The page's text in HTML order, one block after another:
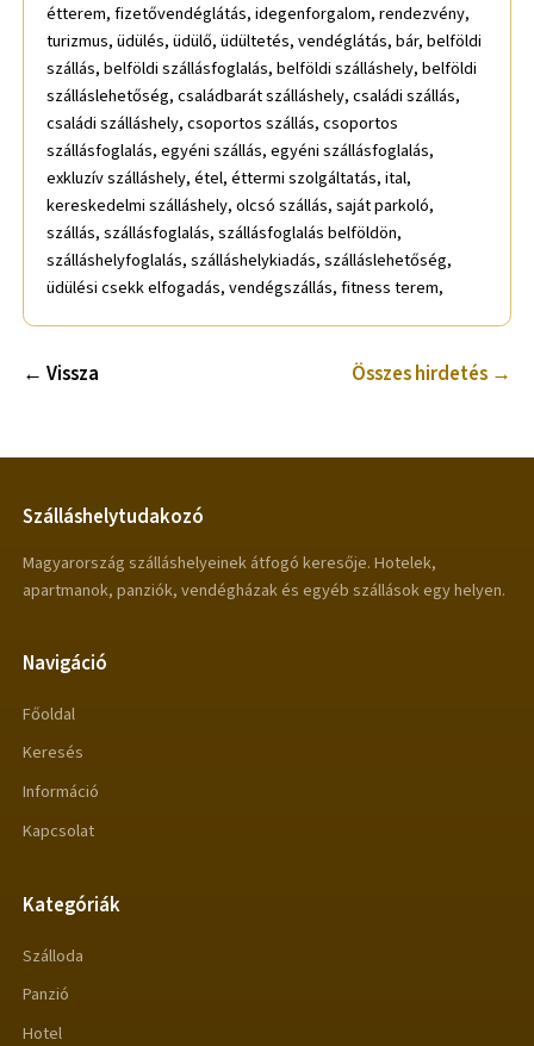
étterem, fizetővendéglátás, idegenforgalom, rendezvény,
turizmus, üdülés, üdülő, üdültetés, vendéglátás, bár, belföldi
szállás, belföldi szállásfoglalás, belföldi szálláshely, belföldi
szálláslehetőség, családbarát szálláshely, családi szállás,
családi szálláshely, csoportos szállás, csoportos
szállásfoglalás, egyéni szállás, egyéni szállásfoglalás,
exkluzív szálláshely, étel, éttermi szolgáltatás, ital,
kereskedelmi szálláshely, olcsó szállás, saját parkoló,
szállás, szállásfoglalás, szállásfoglalás belföldön,
szálláshelyfoglalás, szálláshelykiadás, szálláslehetőség,
üdülési csekk elfogadás, vendégszállás, fitness terem,
← Vissza Összes hirdetés →
Szálláshelytudakozó
Magyarország szálláshelyeinek átfogó keresője. Hotelek,
apartmanok, panziók, vendégházak és egyéb szállások egy helyen.
Navigáció
Főoldal
Keresés
Információ
Kapcsolat
Kategóriák
Szálloda
Panzió
Hotel